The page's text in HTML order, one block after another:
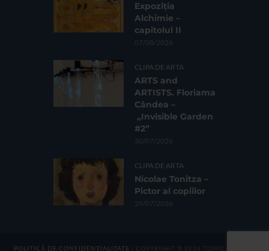
Expoziția
Alchimie –
capitolul II
07/08/2026
CLIPA DE ARTA
ARTS and
ARTISTS. Floriama
Cândea –
„Invisible Garden
#2”
30/07/2026
CLIPA DE ARTA
Nicolae Tonitza –
Pictor al copiilor
29/07/2026
POLITICĂ DE CONFIDENȚIALITATE | COPYRIGHT © 2026 TONICA GROUP